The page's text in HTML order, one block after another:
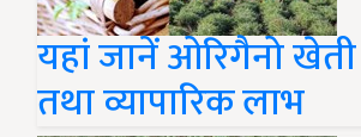
यहां जानें ओरिगैनो
तथा व्यापारिक लाभ